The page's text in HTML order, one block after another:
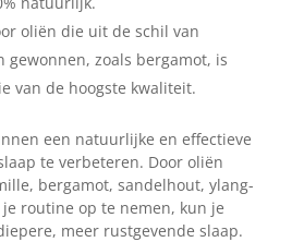
oliën die uit de schil van
gewonnen, zoals bergamot, is
van de hoogste kwaliteit.
een natuurlijke en effectieve
te verbeteren. Door oliën
bergamot, sandelhout, ylang-
routine op te nemen, kun je
meer rustgevende slaap.